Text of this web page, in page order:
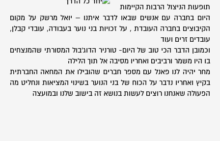
תופעות הניצול הרבות הקיימות
היום בחברה עם אנשים שבאו לדבר איתנו – יואל מרשק על מקום
הקיבוצים בחברה העובדת , על זכויות בני נוער בעבודה, עובדי קבלן,
עובדים זרים ועוד
וכמובן הדבר הכי טוב של היום- טורניר הדוג'בול המסורתי שהמנצחים
בו היו משמר ורביבים ואחריו מסיבה אל תוך הלילה
מחר יהיה לנו פאנל עם מספר חברים שהובילו את המחאה החברתית
בקיץ ואחריו נדבר על הכוח של בני הנוער בשינוי המציאות ונחליט מה
הפעולה שאנחנו רוצים לעשות בנושא זה בישוב שלנו ובמועצה